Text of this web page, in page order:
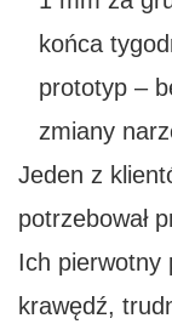
końca
prototyp –
zmiany
Jeden z
potrzebował
Ich pierwotny
krawędź,